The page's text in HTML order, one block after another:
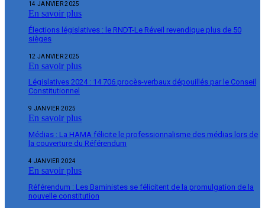
14 JANVIER 2025
En savoir plus
Élections législatives : le RNDT-Le Réveil revendique plus de 50
sièges
12 JANVIER 2025
En savoir plus
Législatives 2024 : 14 706 procès-verbaux dépouillés par le Conseil
Constitutionnel
9 JANVIER 2025
En savoir plus
Médias : La HAMA félicite le professionnalisme des médias lors de
la couverture du Référendum
4 JANVIER 2024
En savoir plus
Référendum : Les Baministes se félicitent de la promulgation de la
nouvelle constitution